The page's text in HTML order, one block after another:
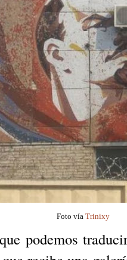
Foto víaTrinixy
podemos